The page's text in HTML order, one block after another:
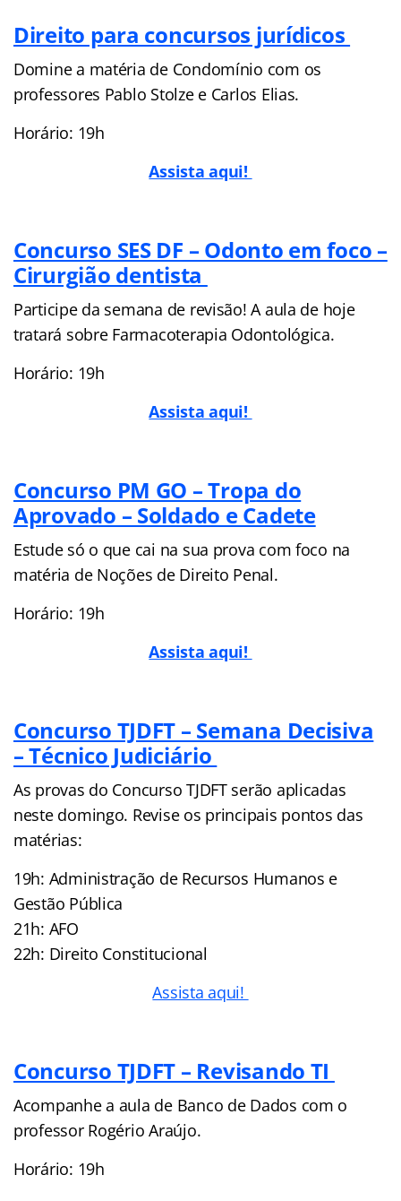
Direito para concursos jurídicos
Domine a matéria de Condomínio com os
professores Pablo Stolze e Carlos Elias.
Horário: 19h
Assista aqui!
Concurso SES DF – Odonto em foco –
Cirurgião dentista
Participe da semana de revisão! A aula de hoje
tratará sobre Farmacoterapia Odontológica.
Horário: 19h
Assista aqui!
Concurso PM GO – Tropa do
Aprovado – Soldado e Cadete
Estude só o que cai na sua prova com foco na
matéria de Noções de Direito Penal.
Horário: 19h
Assista aqui!
Concurso TJDFT – Semana Decisiva
– Técnico Judiciário
As provas do Concurso TJDFT serão aplicadas
neste domingo. Revise os principais pontos das
matérias:
19h: Administração de Recursos Humanos e
Gestão Pública
21h: AFO
22h: Direito Constitucional
Assista aqui!
Concurso TJDFT – Revisando TI
Acompanhe a aula de Banco de Dados com o
professor Rogério Araújo.
Horário: 19h